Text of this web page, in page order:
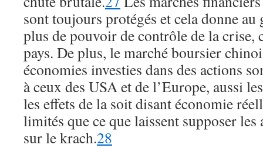
sont toujours protégés et cela donne
plus de pouvoir de contrôle de la crise,
pays. De plus, le marché boursier
économies investies dans des actions
à ceux des USA et de l’Europe, aussi
les effets de la soit disant économie
limités que ce que laissent supposer les
sur le krach.28